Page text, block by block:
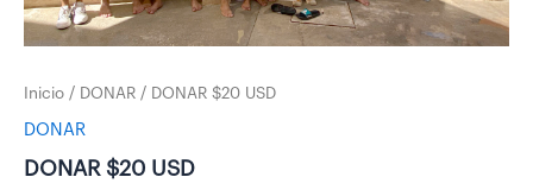
Inicio / DONAR / DONAR $20 USD
DONAR
DONAR $20 USD